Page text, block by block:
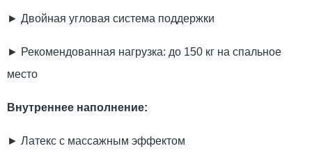
► Двойная угловая система поддержки
► Рекомендованная нагрузка: до 150 кг на спальное
место
Внутреннее наполнение:
► Латекс с массажным эффектом